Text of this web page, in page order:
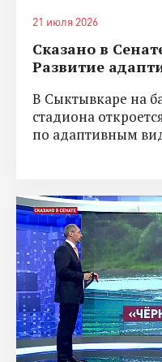
21 июля 2026
Сказано в
Развитие
В Сыктывкаре на
стадиона
по адаптивным